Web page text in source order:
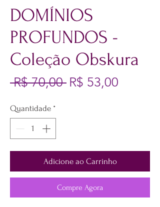
DOMÍNIOS
PROFUNDOS -
Coleção Obskura
R$ 70,00 Preço normal
R$ 53,00
Quantidade *
Adicione ao Carrinho
Compre Agora